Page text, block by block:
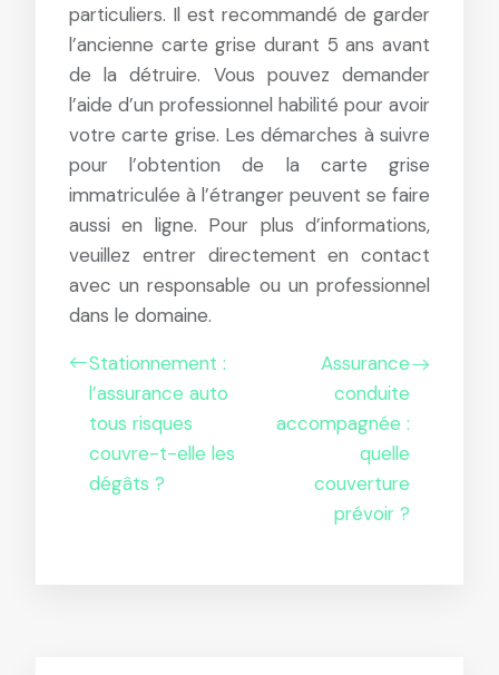
particuliers. Il est recommandé de garder
l’ancienne carte grise durant 5 ans avant
de la détruire. Vous pouvez demander
l’aide d’un professionnel habilité pour avoir
votre carte grise. Les démarches à suivre
pour l’obtention de la carte grise
immatriculée à l’étranger peuvent se faire
aussi en ligne. Pour plus d’informations,
veuillez entrer directement en contact
avec un responsable ou un professionnel
dans le domaine.
Stationnement :
l’assurance auto
tous risques
couvre-t-elle les
dégâts ?
Assurance
conduite
accompagnée :
quelle
couverture
prévoir ?